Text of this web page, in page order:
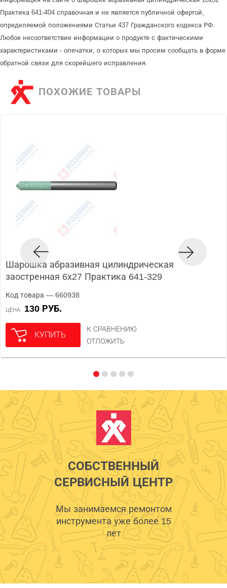
Практика 641-404 справочная и не является публичной офертой,
определяемой положениями Статьи 437 Гражданского кодекса РФ.
Любое несоответствие информации о продукте с фактическими
характеристиками - опечатки, о которых мы просим сообщать в форме
обратной связи для скорейшего исправления.
ПОХОЖИЕ ТОВАРЫ
Шарошка абразивная цилиндрическая
заостренная 6х27 Практика 641-329
Код товара — 660938
ЦЕНА 130 РУБ.
КУПИТЬ
К СРАВНЕНИЮ
ОТЛОЖИТЬ
СОБСТВЕННЫЙ
СЕРВИСНЫЙ ЦЕНТР
Мы занимаемся ремонтом
инструмента уже более 15
лет